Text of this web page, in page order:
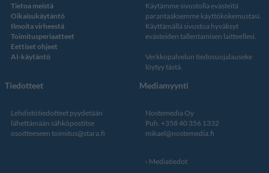
Tietoa meistä
Oikaisukäytäntö
Ilmoita virheestä
Toimitusperiaatteet
Eettiset ohjeet
AI-käytäntö
Käytämme sivustolla evästeitä
parantaaksemme käyttökokemustasi.
Käyttämällä sivustoa hyväksyt
evästeiden tallentamisen laitteellesi.
Verkkopalvelun tiedosuojalauseke
löytyy tästä
Tiedotteet
Lehdistötiedotteet pyydetään
lähettämään sähköpostitse
osoitteeseen toimitus@stara.fi
Mediamyynti
Nostemedia Oy
Puh. +358 40 356 1332
mikael@nostemedia.fi
Mediatiedot